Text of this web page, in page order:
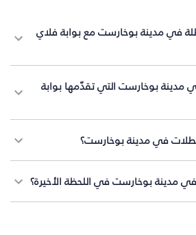
في مدينة بوخارست مع بوابة فلاي
مدينة بوخارست التي تقدّمها بوابة
في مدينة بوخارست؟
مدينة بوخارست في اللحظة الأخيرة؟